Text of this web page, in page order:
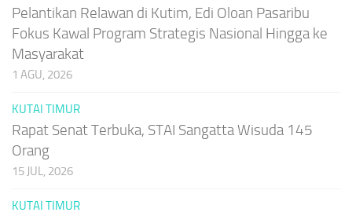
Pelantikan Relawan di Kutim, Edi Oloan Pasaribu
Fokus Kawal Program Strategis Nasional Hingga ke
Masyarakat
1 AGU, 2026
KUTAI TIMUR
Rapat Senat Terbuka, STAI Sangatta Wisuda 145
Orang
15 JUL, 2026
KUTAI TIMUR